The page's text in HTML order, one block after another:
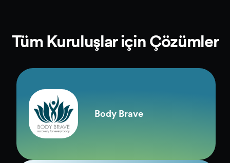
Tüm Kuruluşlar için Çözümler
Body Brave